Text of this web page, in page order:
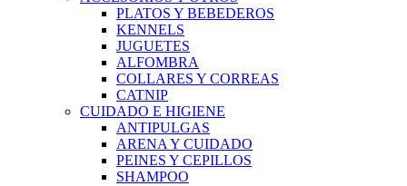
PLATOS Y BEBEDEROS
KENNELS
JUGUETES
ALFOMBRA
COLLARES Y CORREAS
CATNIP
CUIDADO E HIGIENE
ANTIPULGAS
ARENA Y CUIDADO
PEINES Y CEPILLOS
SHAMPOO